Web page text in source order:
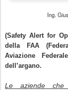
Ing.
(Safety Alert for
della FAA
Aviazione
dell’argano.
Le aziende che